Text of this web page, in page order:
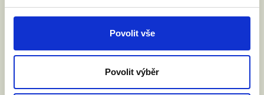
Povolit vše
Povolit výběr